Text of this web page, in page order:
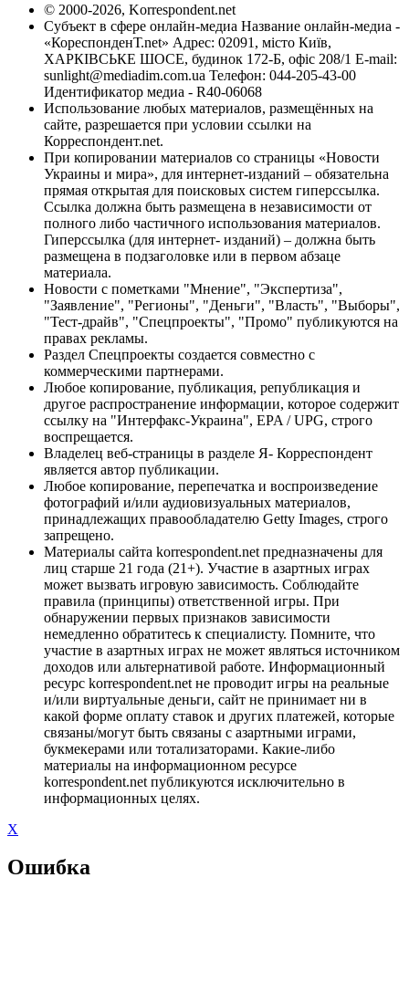
© 2000-2026, Korrespondent.net
Субъект в сфере онлайн-медиа Название онлайн-медиа -
«КореспонденТ.net» Адрес: 02091, місто Київ,
ХАРКІВСЬКЕ ШОСЕ, будинок 172-Б, офіс 208/1 E-mail:
sunlight@mediadim.com.ua Телефон: 044-205-43-00
Идентификатор медиа - R40-06068
Использование любых материалов, размещённых на
сайте, разрешается при условии ссылки на
Корреспондент.net.
При копировании материалов со страницы «Новости
Украины и мира», для интернет-изданий – обязательна
прямая открытая для поисковых систем гиперссылка.
Ссылка должна быть размещена в независимости от
полного либо частичного использования материалов.
Гиперссылка (для интернет- изданий) – должна быть
размещена в подзаголовке или в первом абзаце
материала.
Новости с пометками "Мнение", "Экспертиза",
"Заявление", "Регионы", "Деньги", "Власть", "Выборы",
"Тест-драйв", "Спецпроекты", "Промо" публикуются на
правах рекламы.
Раздел Спецпроекты создается совместно с
коммерческими партнерами.
Любое копирование, публикация, републикация и
другое распространение информации, которое содержит
ссылку на "Интерфакс-Украина", EPA / UPG, строго
воспрещается.
Владелец веб-страницы в разделе Я- Корреспондент
является автор публикации.
Любое копирование, перепечатка и воспроизведение
фотографий и/или аудиовизуальных материалов,
принадлежащих правообладателю Getty Images, строго
запрещено.
Материалы сайта korrespondent.net предназначены для
лиц старше 21 года (21+). Участие в азартных играх
может вызвать игровую зависимость. Соблюдайте
правила (принципы) ответственной игры. При
обнаружении первых признаков зависимости
немедленно обратитесь к специалисту. Помните, что
участие в азартных играх не может являться источником
доходов или альтернативой работе. Информационный
ресурс korrespondent.net не проводит игры на реальные
и/или виртуальные деньги, сайт не принимает ни в
какой форме оплату ставок и других платежей, которые
связаны/могут быть связаны с азартными играми,
букмекерами или тотализаторами. Какие-либо
материалы на информационном ресурсе
korrespondent.net публикуются исключительно в
информационных целях.
X
Ошибка